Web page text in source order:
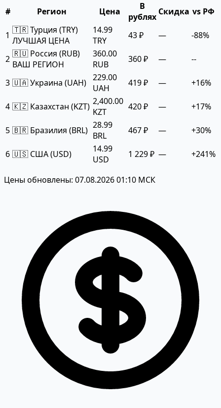
#
Регион Цена
В
рублях Скидка vs РФ
1 🇹🇷 Турция (TRY)
ЛУЧШАЯ ЦЕНА
14.99
TRY
43 ₽ — -88%
2 🇷🇺 Россия (RUB)
ВАШ РЕГИОН
360.00
RUB
360 ₽ — --
3 🇺🇦 Украина (UAH) 229.00
UAH
419 ₽ — +16%
4 🇰🇿 Казахстан (KZT) 2,400.00
KZT
420 ₽ — +17%
5 🇧🇷 Бразилия (BRL) 28.99
BRL
467 ₽ — +30%
6 🇺🇸 США (USD)
14.99
USD
1 229 ₽ — +241%
Цены обновлены: 07.08.2026 01:10 МСК